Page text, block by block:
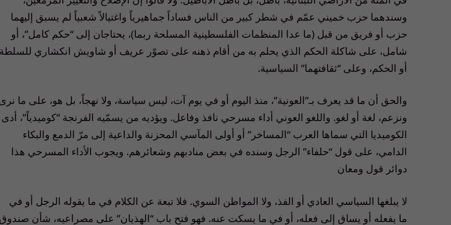
وسندهما حزب خميني عمّم في شطر كبير من الناس فساداً جماهيرياً واغتيالاً شعبياً لم يسبق إليهما
حزب أو فريق من قبل (ما عدا المنظمات الفلسطينية المسلحة ربما)، يحتاجان إلى “حكم كامل”، أو
شامل، على شاكلة الحكم الذي يحلم به من أقام ذهنه على تصوّر عريف أو شاويش انكشاري للسلطة
أو الحكم، وعلى “ثقافتهما” السياسية.
والحق أن ما قد يعرف بـ”العونية”، منذ اليوم أو في يوم آت، ليس سياسة، ولا نهجاً، بل هو، على ما
ونزعم، لغة أو لغو. واللغو العوني أداء مسرحي نافذ وفاعل. ويؤديه من يسمّيه الفرنجة “كوميدياً”، أدى
الكوميديا التي سماها العرب “المساخر” أو أولى المآسي المحزنة والداعية إلى مرّ الدمع والبكاء
الدامي، على قول “حلفاء” الرجل وسنده في بعض منادبهم وشعائرهم. ويجوب الأداء المسرحي هذا
دوائر قول ومعان
لا يبلغها السياسي العادي أو الفذ، ولا المواطن السوي. فلا تبعة عن الكلام في ما يقوله الرجل أو في
ما يفعله أو يساق إلى فعله، أو في ما يسكت عنه. فهو فتح باب “الهذيان” على مصراعيه، شأن صندوق